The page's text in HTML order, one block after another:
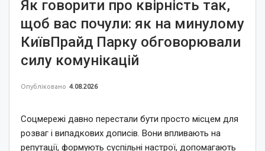
Як говорити про квірність так,
щоб вас почули: як на минулому
КиївПрайд Парку обговорювали
силу комунікацій
Опубліковано 4.08.2026
Соцмережі давно перестали бути просто місцем для
розваг і випадкових дописів. Вони впливають на
репутації, формують суспільні настрої, допомагають